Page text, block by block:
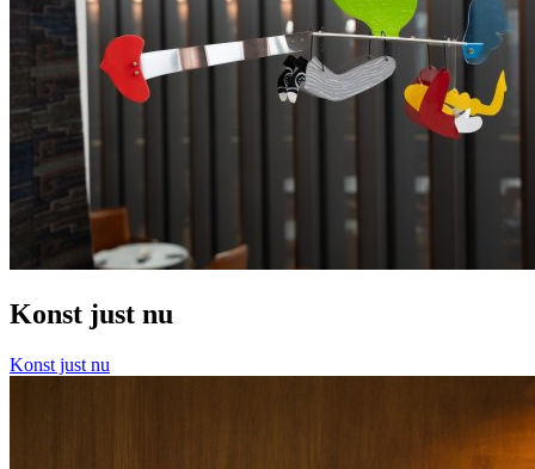
Konst just nu
Konst just nu